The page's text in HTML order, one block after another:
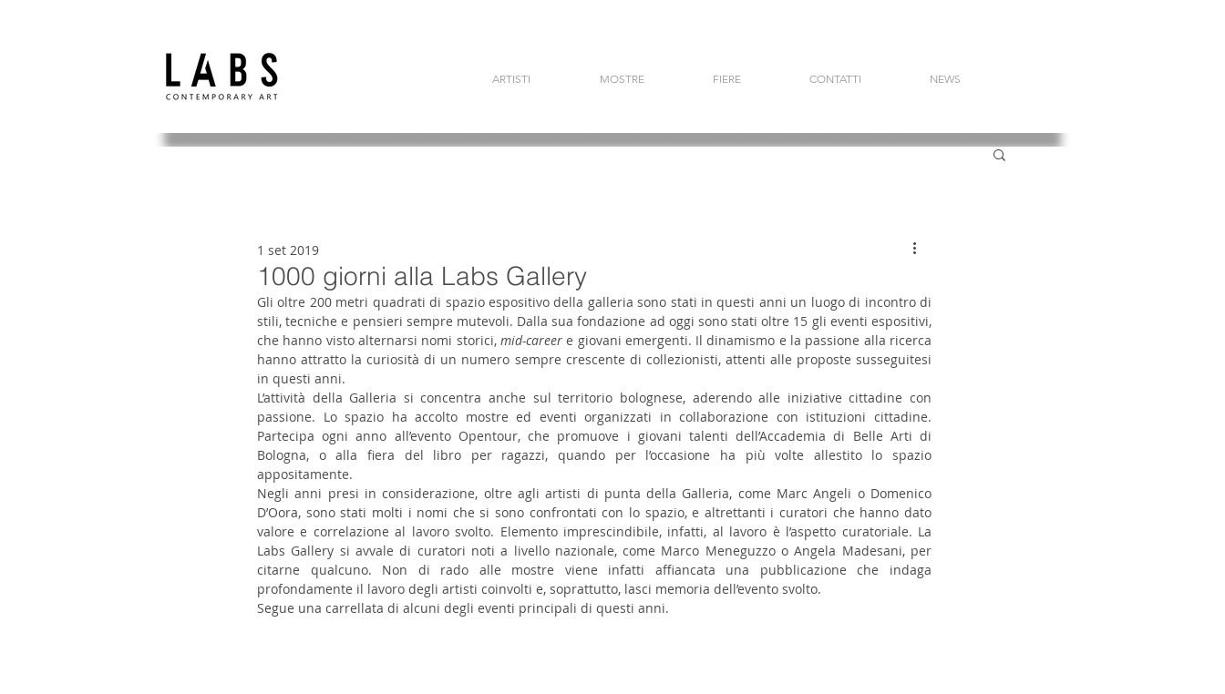
ARTISTI MOSTRE FIERE CONTATTI NEWS
1000 giorni alla Labs Gallery
1 set 2019
Gli oltre 200 metri quadrati di spazio espositivo della galleria sono stati in questi anni un luogo di incontro di
stili, tecniche e pensieri sempre mutevoli. Dalla sua fondazione ad oggi sono stati oltre 15 gli eventi espositivi,
che hanno visto alternarsi nomi storici, mid-career e giovani emergenti. Il dinamismo e la passione alla ricerca
hanno attratto la curiosità di un numero sempre crescente di collezionisti, attenti alle proposte susseguitesi
in questi anni.
L’attività della Galleria si concentra anche sul territorio bolognese, aderendo alle iniziative cittadine con
passione. Lo spazio ha accolto mostre ed eventi organizzati in collaborazione con istituzioni cittadine.
Partecipa ogni anno all’evento Opentour, che promuove i giovani talenti dell’Accademia di Belle Arti di
Bologna, o alla fiera del libro per ragazzi, quando per l’occasione ha più volte allestito lo spazio
appositamente.
Negli anni presi in considerazione, oltre agli artisti di punta della Galleria, come Marc Angeli o Domenico
D’Oora, sono stati molti i nomi che si sono confrontati con lo spazio, e altrettanti i curatori che hanno dato
valore e correlazione al lavoro svolto. Elemento imprescindibile, infatti, al lavoro è l’aspetto curatoriale. La
Labs Gallery si avvale di curatori noti a livello nazionale, come Marco Meneguzzo o Angela Madesani, per
citarne qualcuno. Non di rado alle mostre viene infatti affiancata una pubblicazione che indaga
profondamente il lavoro degli artisti coinvolti e, soprattutto, lasci memoria dell’evento svolto.
Segue una carrellata di alcuni degli eventi principali di questi anni.